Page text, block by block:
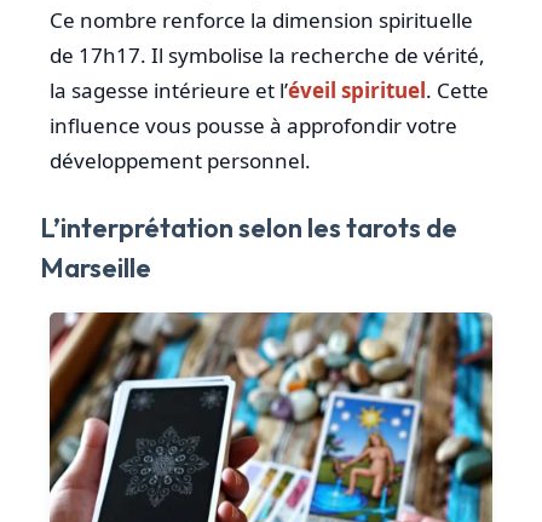
Ce nombre renforce la dimension spirituelle
de 17h17. Il symbolise la recherche de vérité,
la sagesse intérieure et l’éveil spirituel. Cette
influence vous pousse à approfondir votre
développement personnel.
L’interprétation selon les tarots de
Marseille